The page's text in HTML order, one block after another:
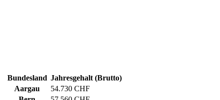
Bundesland Jahresgehalt (Brutto)
Aargau
54.730 CHF